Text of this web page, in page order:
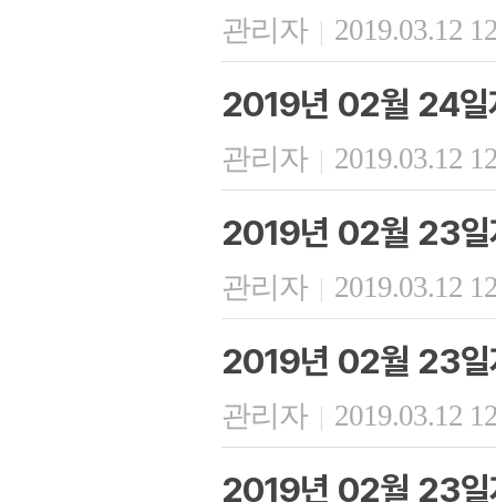
관리자 | 2019.03.12
2019년 02월 24일
관리자 | 2019.03.12
2019년 02월 23일
관리자 | 2019.03.12
2019년 02월 23일
관리자 | 2019.03.12
2019년 02월 23일